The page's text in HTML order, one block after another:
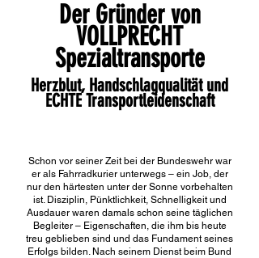
Der Gründer von
VOLLPRECHT
Spezialtransporte
Herzblut, Handschlagqualität und
ECHTE Transportleidenschaft
Schon vor seiner Zeit bei der Bundeswehr war
er als Fahrradkurier unterwegs – ein Job, der
nur den härtesten unter der Sonne vorbehalten
ist. Disziplin, Pünktlichkeit, Schnelligkeit und
Ausdauer waren damals schon seine täglichen
Begleiter – Eigenschaften, die ihm bis heute
treu geblieben sind und das Fundament seines
Erfolgs bilden. Nach seinem Dienst beim Bund